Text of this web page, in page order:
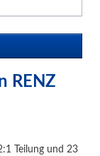
RENZ
Teilung und 23